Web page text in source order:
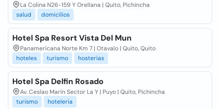
La Colina N26-159 Y Orellana | Quito, Pichincha
salud
domicilios
Hotel Spa Resort Vista Del Mun
Panamericana Norte Km 7 | Otavalo | Quito, Quito
hoteles
turismo hosterias
Hotel Spa Delfin Rosado
Av. Ceslao Marín Sector La Y | Puyo | Quito, Pichincha
turismo
hoteleria